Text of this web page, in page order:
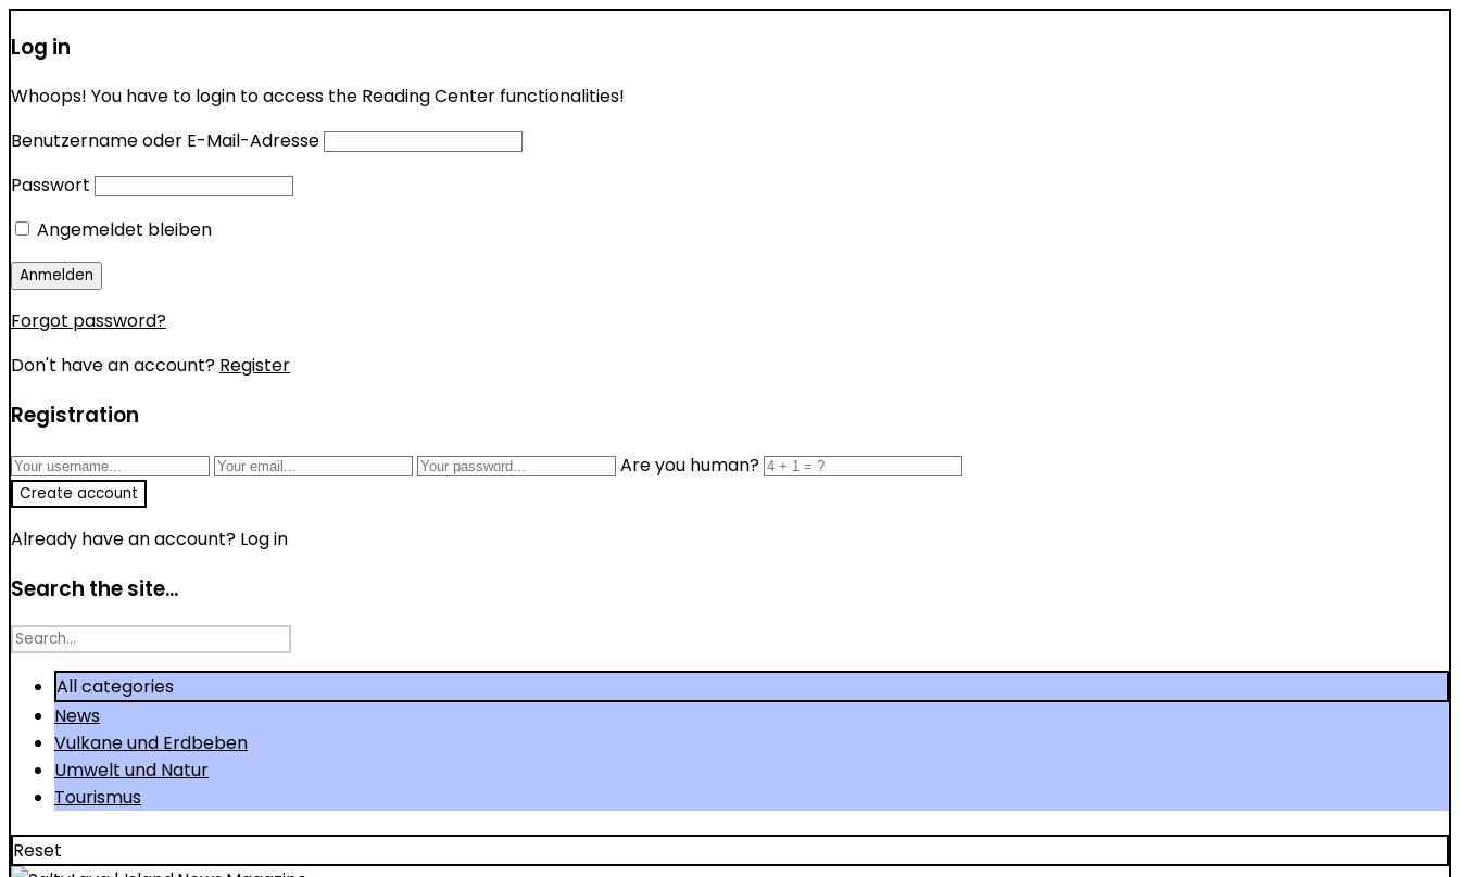
Log in
Whoops! You have to login to access the Reading Center functionalities!
Benutzername oder E-Mail-Adresse
Passwort
Angemeldet bleiben
Forgot password?
Don't have an account? Register
Registration
Are you human?
Already have an account? Log in
Search the site...
Search
All categories
News
Vulkane und Erdbeben
Umwelt und Natur
Tourismus
Reset